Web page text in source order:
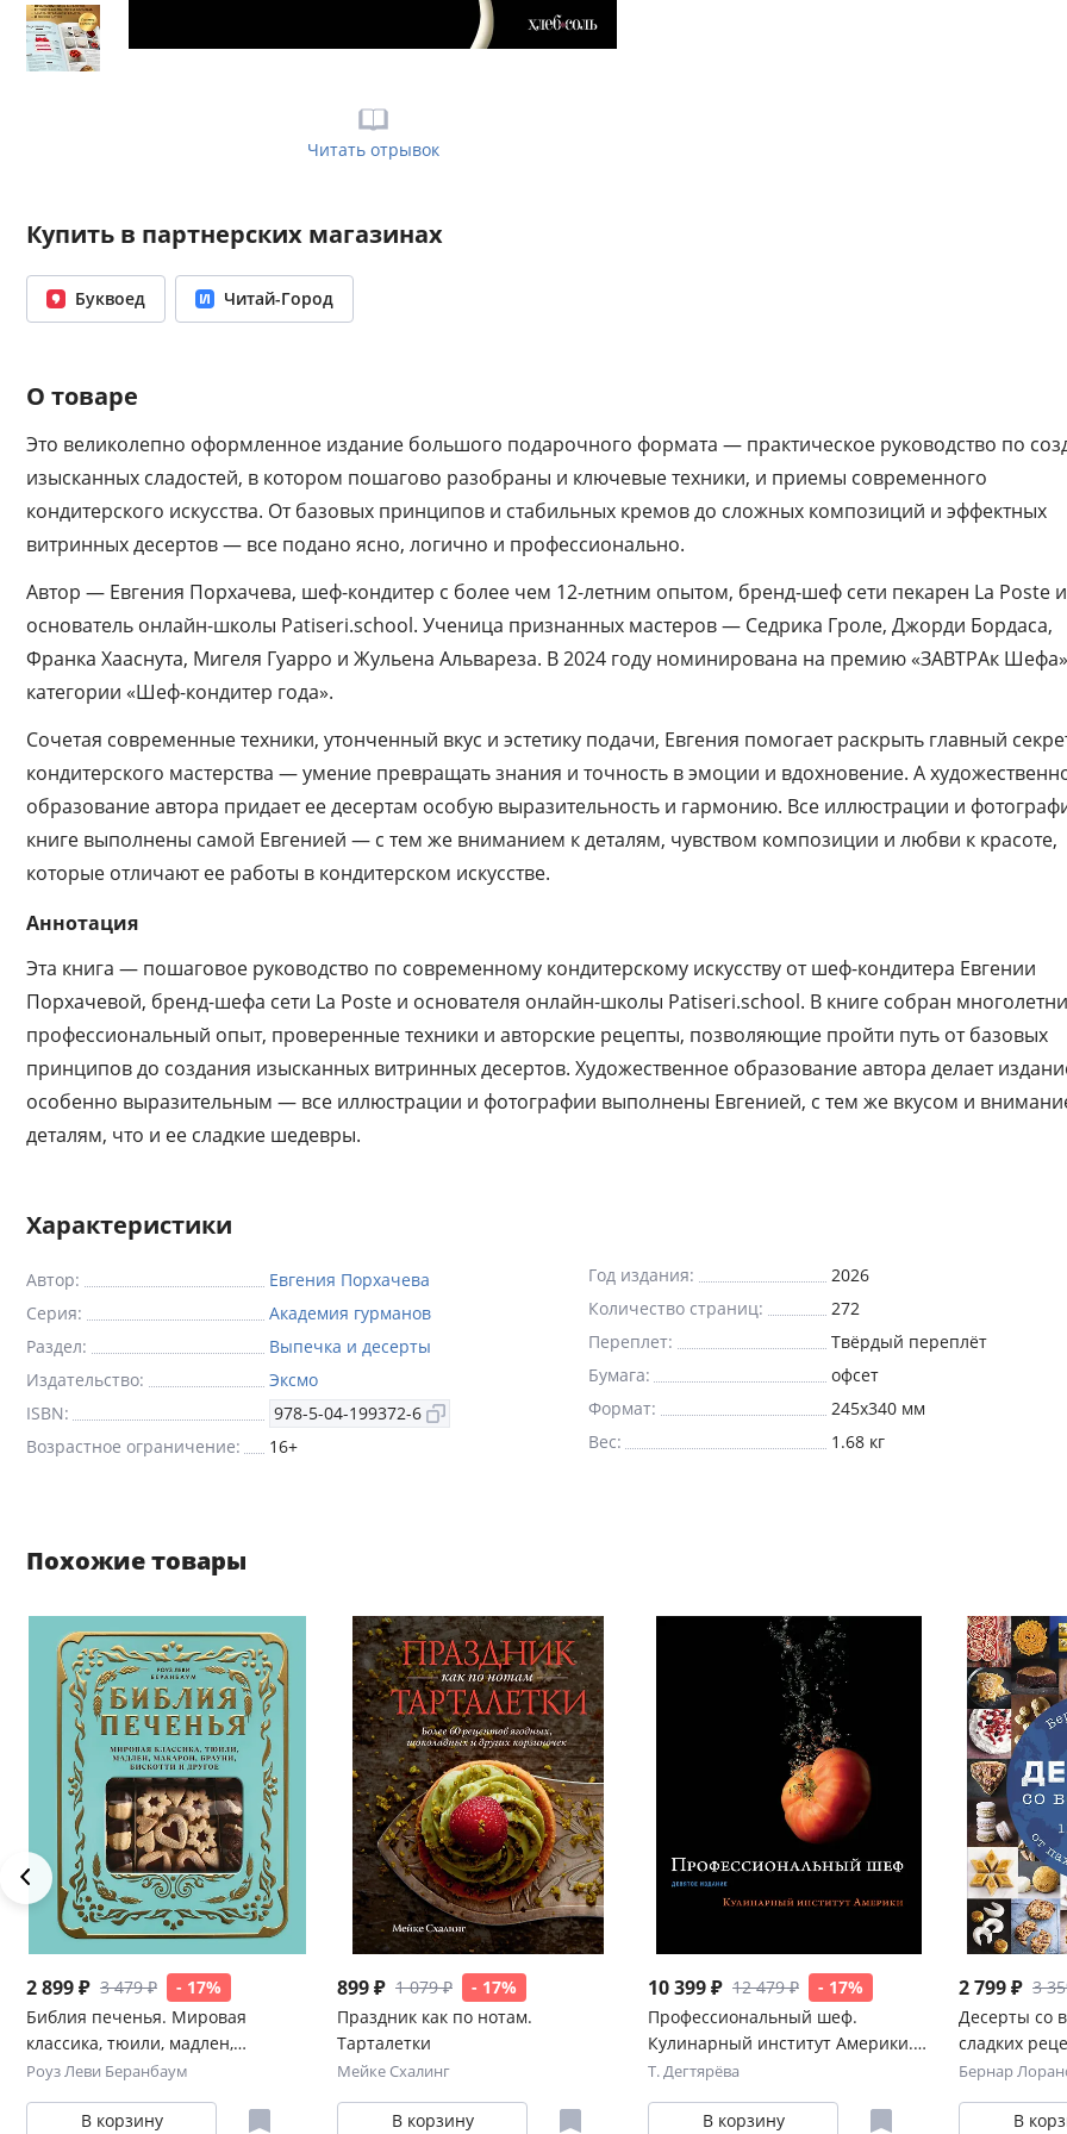
Читать отрывок
Купить в партнерских магазинах
Буквоед Читай-Город
О товаре
Это великолепно оформленное издание большого подарочного формата — практическое руководство по
изысканных сладостей, в котором пошагово разобраны и ключевые техники, и приемы современного
кондитерского искусства. От базовых принципов и стабильных кремов до сложных композиций и эффектных
витринных десертов — все подано ясно, логично и профессионально.
Автор — Евгения Порхачева, шеф-кондитер с более чем 12-летним опытом, бренд-шеф сети пекарен La Poste и
основатель онлайн-школы Patiseri.school. Ученица признанных мастеров — Седрика Гроле, Джорди Бордаса,
Франка Хааснута, Мигеля Гуарро и Жульена Альвареза. В 2024 году номинирована на премию «ЗАВТРАк
категории «Шеф-кондитер года».
Сочетая современные техники, утонченный вкус и эстетику подачи, Евгения помогает раскрыть главный
кондитерского мастерства — умение превращать знания и точность в эмоции и вдохновение. А
образование автора придает ее десертам особую выразительность и гармонию. Все иллюстрации и
книге выполнены самой Евгенией — с тем же вниманием к деталям, чувством композиции и любви к красоте,
которые отличают ее работы в кондитерском искусстве.
Аннотация
Эта книга — пошаговое руководство по современному кондитерскому искусству от шеф-кондитера Евгении
Порхачевой, бренд-шефа сети La Poste и основателя онлайн-школы Patiseri.school. В книге собран
профессиональный опыт, проверенные техники и авторские рецепты, позволяющие пройти путь от базовых
принципов до создания изысканных витринных десертов. Художественное образование автора делает
особенно выразительным — все иллюстрации и фотографии выполнены Евгенией, с тем же вкусом и
деталям, что и ее сладкие шедевры.
Характеристики
Автор:
Евгения Порхачева
Серия:
Академия гурманов
Раздел:
Выпечка и десерты
Издательство:
Эксмо
ISBN:
978-5-04-199372-6
Возрастное ограничение:
16+
Год издания:
2026
Количество страниц:
272
Переплет:
Твёрдый переплёт
Бумага:
офсет
Формат:
245x340 мм
Вес:
1.68 кг
Похожие товары
2 899 ₽ 3 479 ₽
- 17%
Библия печенья. Мировая
классика, тюили, мадлен,
макарон, брауни, бискотти и
Роуз Леви Беранбаум
В корзину
899 ₽ 1 079 ₽
- 17%
Праздник как по нотам.
Тарталетки
Мейке Схалинг
В корзину
10 399 ₽ 12 479 ₽
- 17%
Профессиональный шеф.
Кулинарный институт Америки.
Девятое издание
Т. Дегтярёва
В корзину
2 799 ₽ 3
Десерты со
сладких
татена
Бернар
В